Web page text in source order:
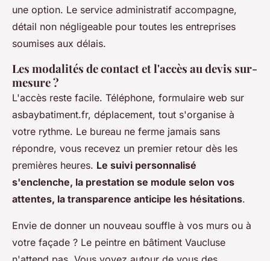
une option. Le service administratif accompagne,
détail non négligeable pour toutes les entreprises
soumises aux délais.
Les modalités de contact et l'accès au devis sur-
mesure ?
L'accès reste facile. Téléphone, formulaire web sur
asbaybatiment.fr, déplacement, tout s'organise à
votre rythme. Le bureau ne ferme jamais sans
répondre, vous recevez un premier retour dès les
premières heures. Le suivi personnalisé
s'enclenche, la prestation se module selon vos
attentes, la transparence anticipe les hésitations.
Envie de donner un nouveau souffle à vos murs ou à
votre façade ? Le peintre en bâtiment Vaucluse